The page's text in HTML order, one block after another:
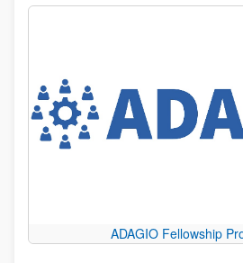
ADAGIO Fellowship